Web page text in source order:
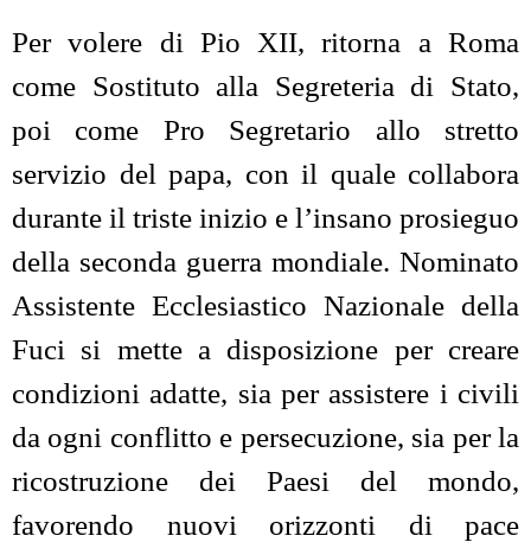
Per volere di Pio XII, ritorna a Roma
come Sostituto alla Segreteria di Stato,
poi come Pro Segretario allo stretto
servizio del papa, con il quale collabora
durante il triste inizio e l’insano prosieguo
della seconda guerra mondiale. Nominato
Assistente Ecclesiastico Nazionale della
Fuci si mette a disposizione per creare
condizioni adatte, sia per assistere i civili
da ogni conflitto e persecuzione, sia per la
ricostruzione dei Paesi del mondo,
favorendo nuovi orizzonti di pace